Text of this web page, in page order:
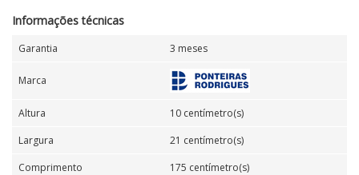
Informações técnicas
Garantia 3 meses
Marca
Altura
10 centímetro(s)
Largura
21 centímetro(s)
Comprimento
175 centímetro(s)